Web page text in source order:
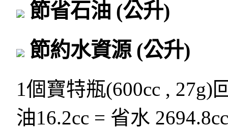
節省石油 (公升)
節約水資源 (公升)
1個寶特瓶(600cc , 27g)
油16.2cc = 省水